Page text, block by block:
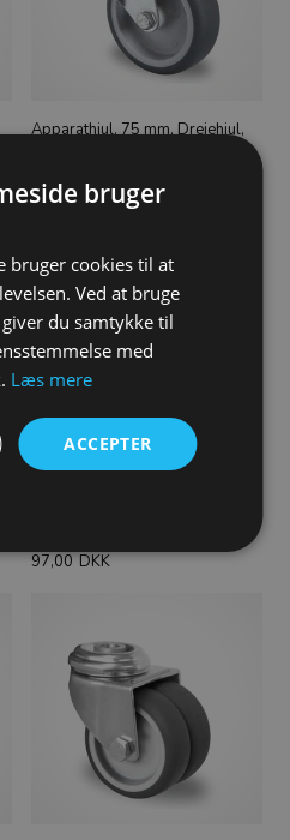
Apparathjul, 75 mm, Drejehjul,
Plademontering, Glideleje, TPR,
45,00 DKK
97,00 DKK
bruger
bruger cookies til at
Ved at bruge
du samtykke til
med
Læs mere
ACCEPTER